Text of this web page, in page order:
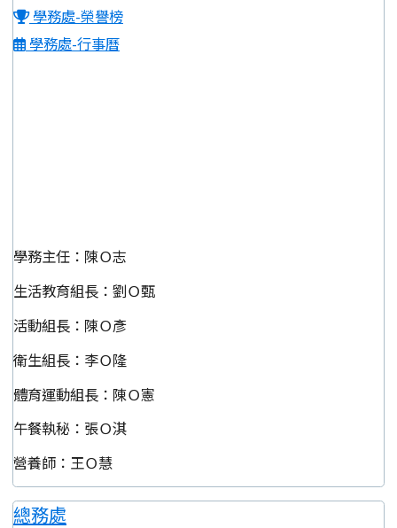
學務處-榮譽榜
學務處-行事曆
學務主任：陳Ｏ志
生活教育組長：劉Ｏ甄
活動組長：陳Ｏ彥
衛生組長：李Ｏ隆
體育運動組長：陳Ｏ憲
午餐執秘：張Ｏ淇
營養師：王Ｏ慧
總務處